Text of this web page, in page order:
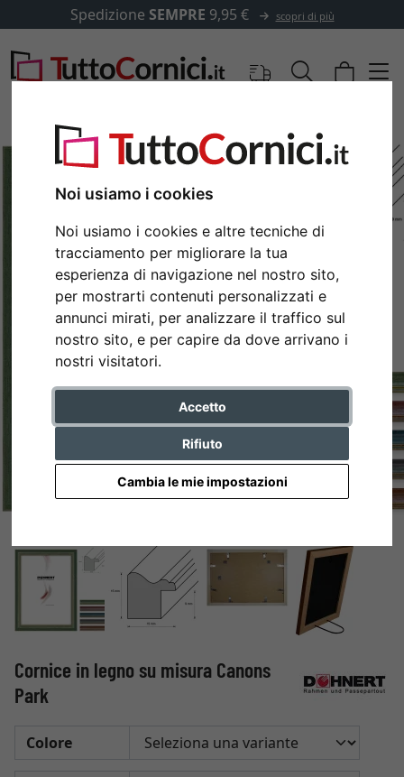
Noi usiamo i cookies
Noi usiamo i cookies e altre tecniche di
tracciamento per migliorare la tua
esperienza di navigazione nel nostro sito,
per mostrarti contenuti personalizzati e
annunci mirati, per analizzare il traffico sul
nostro sito, e per capire da dove arrivano i
nostri visitatori.
Accetto
Rifiuto
Cambia le mie impostazioni
Spedizione SEMPRE 9,95 € scopri di più
Indietro
Cornice in legno su misura Canons
Park
Colore